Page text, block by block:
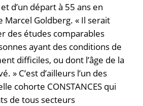
d’un départ à 55 ans en
Marcel Goldberg. « Il serait
des études comparables
ayant des conditions de
difficiles, ou dont l’âge de la
» C’est d’ailleurs l’un des
cohorte CONSTANCES qui
de tous secteurs